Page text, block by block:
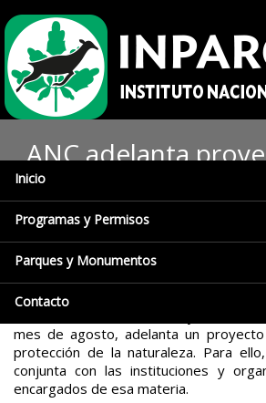
Inicio
Programas y Permisos
Parques y Monumentos
Contacto
ANC adelanta
ambiente
Agencia Venezolana de Noticias
mes de agosto, adelanta un
protección de la naturaleza. Para
conjunta con las instituciones y
encargados de esa materia.